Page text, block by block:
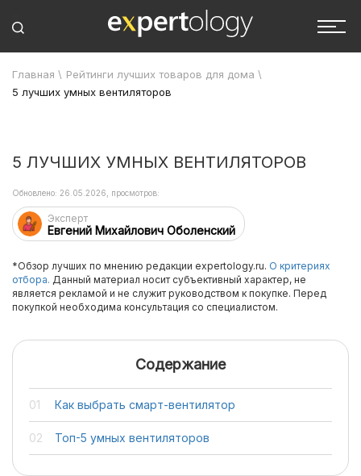
Главная \ Рейтинги лучших товаров для дома \
5 лучших умных вентиляторов
5 ЛУЧШИХ УМНЫХ ВЕНТИЛЯТОРОВ
Эксперт
Евгений Михайлович Оболенский
Обновлено: 26.05.2026, просмотров:
*Обзор лучших по мнению редакции expertology.ru. О критериях
отбора. Данный материал носит субъективный характер, не
является рекламой и не служит руководством к покупке. Перед
покупкой необходима консультация со специалистом.
Содержание
Как выбрать смарт-вентилятор
Топ-5 умных вентиляторов